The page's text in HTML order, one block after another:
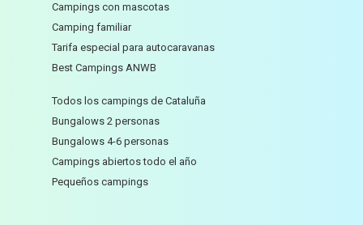
Campings con mascotas
Camping familiar
Tarifa especial para autocaravanas
Best Campings ANWB
Todos los campings de Cataluña
Bungalows 2 personas
Bungalows 4-6 personas
Campings abiertos todo el año
Pequeños campings